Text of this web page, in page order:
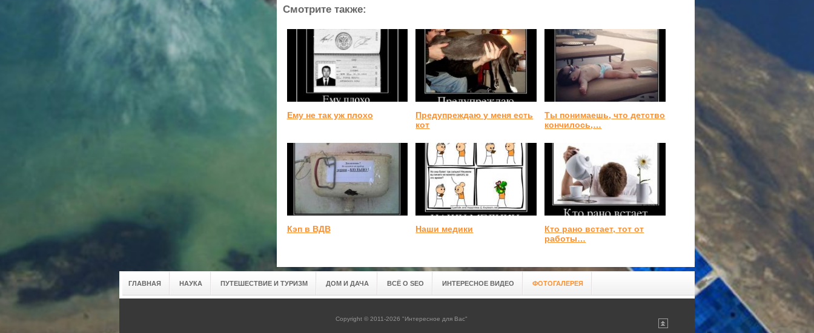
Смотрите также:
Ему не так уж плохо
Предупреждаю у меня есть
кот
Ты понимаешь, что детство
кончилось,…
Кэп в ВДВ Наши медики
Кто рано встает, тот от
работы…
ГЛАВНАЯ НАУКА ПУТЕШЕСТВИЕ И ТУРИЗМ ДОМ И ДАЧА ВСЁ О SEO ИНТЕРЕСНОЕ ВИДЕО ФОТОГАЛЕРЕЯ
Copyright © 2011-2026 "Интересное для Вас"